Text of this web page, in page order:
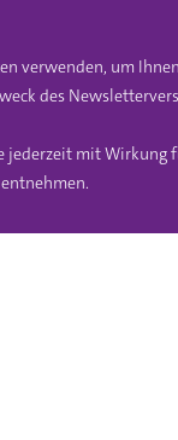
verwenden, um
des
mit
entnehmen.